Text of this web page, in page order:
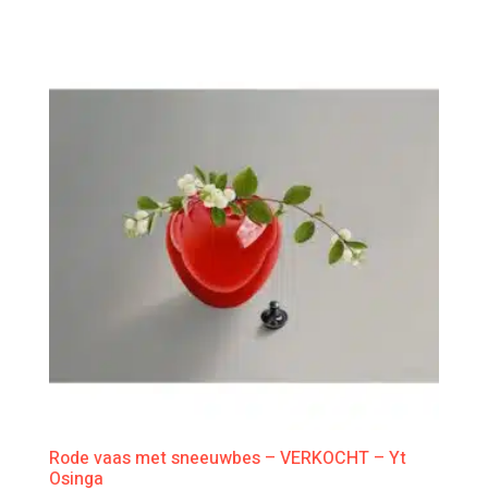
Rode vaas met sneeuwbes – VERKOCHT – Yt
Osinga